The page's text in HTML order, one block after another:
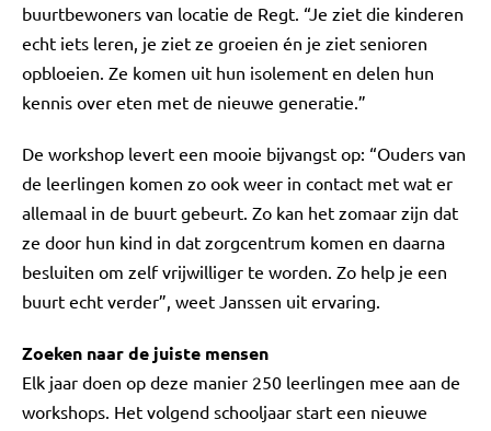
buurtbewoners van locatie de Regt. “Je ziet die kinderen
echt iets leren, je ziet ze groeien én je ziet senioren
opbloeien. Ze komen uit hun isolement en delen hun
kennis over eten met de nieuwe generatie.”
De workshop levert een mooie bijvangst op: “Ouders van
de leerlingen komen zo ook weer in contact met wat er
allemaal in de buurt gebeurt. Zo kan het zomaar zijn dat
ze door hun kind in dat zorgcentrum komen en daarna
besluiten om zelf vrijwilliger te worden. Zo help je een
buurt echt verder”, weet Janssen uit ervaring.
Zoeken naar de juiste mensen
Elk jaar doen op deze manier 250 leerlingen mee aan de
workshops. Het volgend schooljaar start een nieuwe